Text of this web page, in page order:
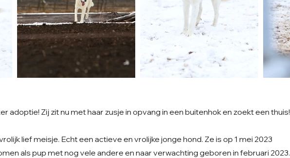
adoptie! Zij zit nu met haar zusje in opvang in een buitenhok en zoekt een thuis!
lief meisje. Echt een actieve en vrolijke jonge hond. Ze is op 1 mei 2023
als pup met nog vele andere en naar verwachting geboren in februari 2023.